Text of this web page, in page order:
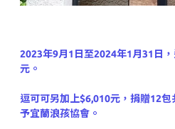
2023年9月1日至2024年1月31日
元。
逗可可另加上$6,010元，捐贈12
予宜蘭浪孩協會。